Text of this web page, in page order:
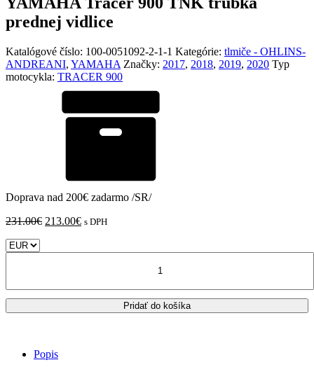
prednej vidlice
Katalógové číslo: 100-0051092-2-1-1 Kategórie: tlmiče - OHLINS-
ANDREANI, YAMAHA Značky: 2017, 2018, 2019, 2020 Typ
motocykla: TRACER 900
Doprava nad 200€ zadarmo /SR/
231.00€ Pôvodná
213.00€Aktuálna
s DPH
Pridať do košíka
Popis